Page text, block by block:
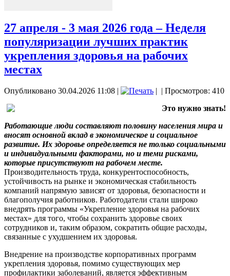
27 апреля - 3 мая 2026 года – Неделя
популяризации лучших практик
укрепления здоровья на рабочих
местах
Опубликовано 30.04.2026 11:08 | | | Просмотров: 410
Это нужно знать!
Работающие люди составляют половину населения мира и
вносят основной вклад в экономическое и социальное
развитие. Их здоровье определяется не только социальными
и индивидуальными факторами, но и теми рисками,
которые присутствуют на рабочем месте.
Производительность труда, конкурентоспособность,
устойчивость на рынке и экономическая стабильность
компаний напрямую зависят от здоровья, безопасности и
благополучия работников. Работодатели стали широко
внедрять программы «Укрепление здоровья на рабочих
местах» для того, чтобы сохранить здоровье своих
сотрудников и, таким образом, сократить общие расходы,
связанные с ухудшением их здоровья.
Внедрение на производстве корпоративных программ
укрепления здоровья, помимо существующих мер
профилактики заболеваний, является эффективным